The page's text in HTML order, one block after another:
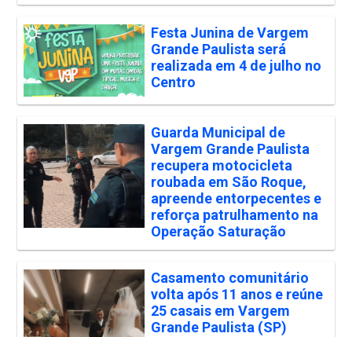
Festa Junina de Vargem
Grande Paulista será
realizada em 4 de julho no
Centro
Guarda Municipal de
Vargem Grande Paulista
recupera motocicleta
roubada em São Roque,
apreende entorpecentes e
reforça patrulhamento na
Operação Saturação
Casamento comunitário
volta após 11 anos e reúne
25 casais em Vargem
Grande Paulista (SP)